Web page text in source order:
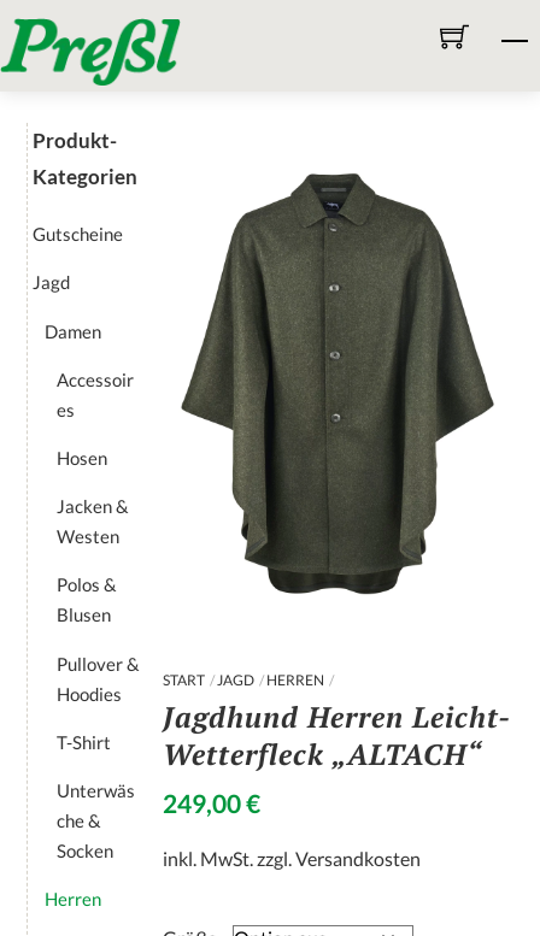
to
content
START JAGD HERREN
Jagdhund Herren Leicht-
Wetterfleck „ALTACH“
249,00€
inkl. MwSt.zzgl.Versandkosten
Produkt-
Kategorien
Gutscheine
Jagd
Damen
Accessoir
es
Hosen
Jacken &
Westen
Polos &
Blusen
Pullover &
Hoodies
T-Shirt
Unterwäs
che &
Socken
Herren